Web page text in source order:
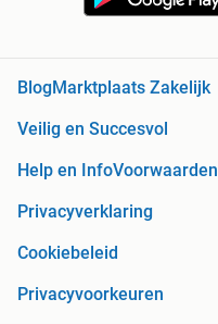
Blog Marktplaats Zakelijk
Veilig en Succesvol
Help en InfoVoorwaarden
Privacyverklaring
Cookiebeleid
Privacyvoorkeuren